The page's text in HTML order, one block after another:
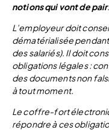
notions qui vont de pair.
L’employeur doit
dématérialisée pendant
des salariés). Il doit
obligations légales :
des documents non
à tout moment.
Le coffre-fort
répondre à ces